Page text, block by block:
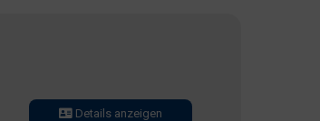
Details anzeigen